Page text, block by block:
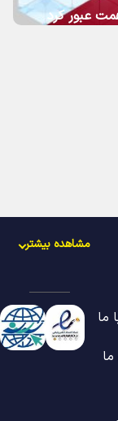
مشاهده بیشتر
ما
ما